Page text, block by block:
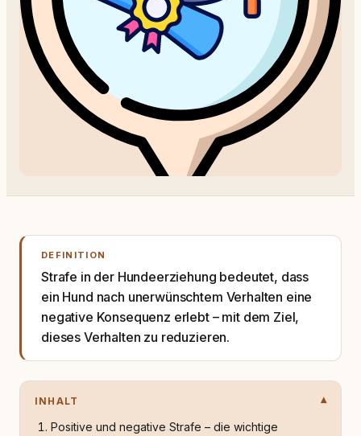
DEFINITION
Strafe in der Hundeerziehung bedeutet, dass
ein Hund nach unerwünschtem Verhalten eine
negative Konsequenz erlebt – mit dem Ziel,
dieses Verhalten zu reduzieren.
INHALT
Positive und negative Strafe – die wichtige